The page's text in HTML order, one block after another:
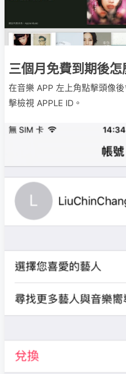
三個月免費到期後怎
在音樂 APP 左上角點擊頭像
擊檢視 APPLE ID。